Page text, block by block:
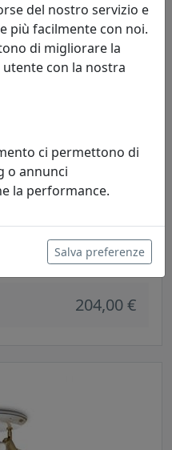
131,00 €
204,00 €
del nostro servizio e
più facilmente con noi.
di migliorare la
con la nostra
ci permettono di
o annunci
la performance.
Salva preferenze